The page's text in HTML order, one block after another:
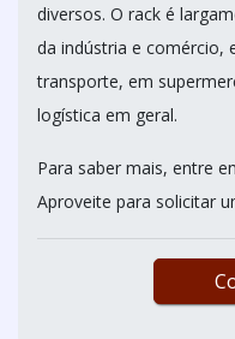
diversos. O rack é
da indústria e comércio,
transporte, em
logística em geral.
Para saber mais, entre
Aproveite para solicitar